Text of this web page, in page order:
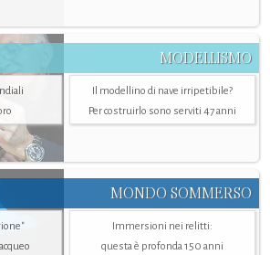
MODELLISMO
Il modellino di nave irripetibile?
Per costruirlo sono serviti 47 anni
MONDO SOMMERSO
Immersioni nei relitti:
questa è profonda 150 anni